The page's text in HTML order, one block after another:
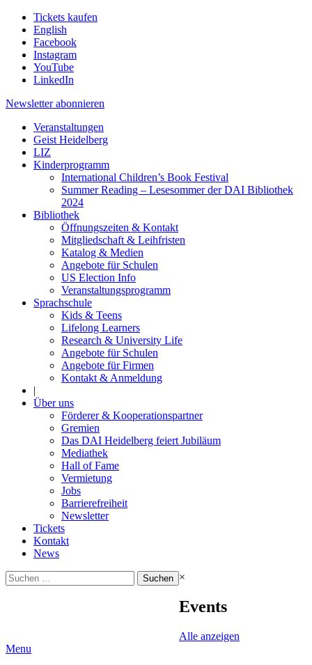
Tickets kaufen
English
Facebook
Instagram
YouTube
LinkedIn
Newsletter abonnieren
Veranstaltungen
Geist Heidelberg
LIZ
Kinderprogramm
International Children’s Book Festival
Summer Reading – Lesesommer der DAI Bibliothek
2024
Bibliothek
Öffnungszeiten & Kontakt
Mitgliedschaft & Leihfristen
Katalog & Medien
Angebote für Schulen
US Election Info
Veranstaltungsprogramm
Sprachschule
Kids & Teens
Lifelong Learners
Research & University Life
Angebote für Schulen
Angebote für Firmen
Kontakt & Anmeldung
|
Über uns
Förderer & Kooperationspartner
Gremien
Das DAI Heidelberg feiert Jubiläum
Mediathek
Hall of Fame
Vermietung
Jobs
Barrierefreiheit
Newsletter
Tickets
Kontakt
News
Suchen
nach:
×
Events
Alle anzeigen
Menu